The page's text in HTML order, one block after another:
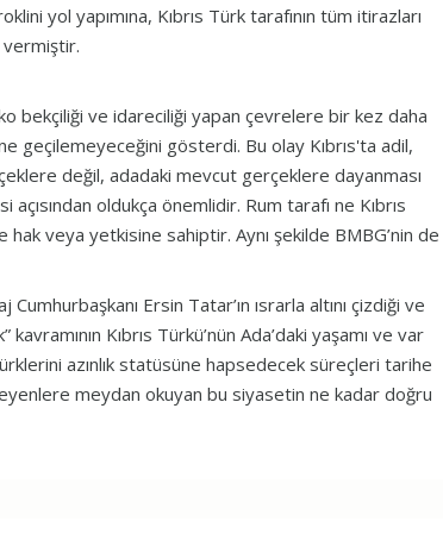
yol yapımına, Kıbrıs Türk tarafının tüm itirazları
bekçiliği ve idareciliği yapan çevrelere bir kez daha
geçilemeyeceğini gösterdi. Bu olay Kıbrıs'ta adil,
değil, adadaki mevcut gerçeklere dayanması
oldukça önemlidir. Rum tarafı ne Kıbrıs
hak veya yetkisine sahiptir. Aynı şekilde BMBG’nin de
Ersin Tatar’ın ısrarla altını çizdiği ve
Kıbrıs Türkü’nün Ada’daki yaşamı ve var
azınlık statüsüne hapsedecek süreçleri tarihe
meydan okuyan bu siyasetin ne kadar doğru